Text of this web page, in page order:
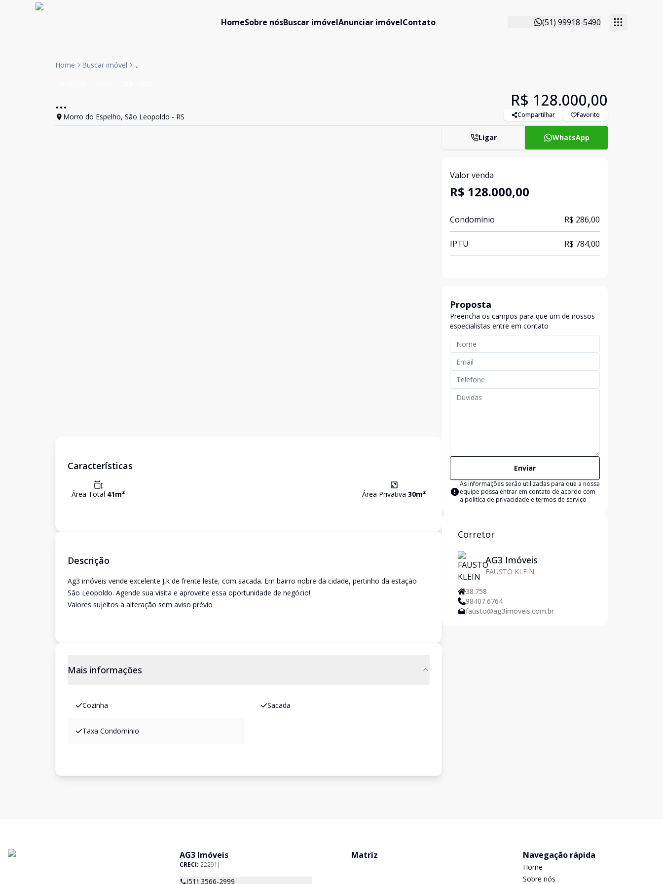
HomeSobre nósBuscar imóvelAnunciar imóvelContato (51) 99918-5490
Home Buscar imóvel ...
...
Morro do Espelho, São Leopoldo - RS
R$ 128.000,00
Compartilhar Favorito
Características
Área Total 41m² Área Privativa 30m²
Descrição
Ag3 imóveis vende excelente J,k de frente leste, com sacada. Em bairro nobre da cidade, pertinho da estação
São Leopoldo. Agende sua visita e aproveite essa oportunidade de negócio!
Valores sujeitos a alteração sem aviso prévio
Mais informações
Cozinha Sacada
Taxa Condominio
Ligar WhatsApp
Valor venda
R$ 128.000,00
Condomínio R$ 286,00
IPTU R$ 784,00
Proposta
Preencha os campos para que um de nossos
especialistas entre em contato
Enviar
As informações serão utilizadas para que a nossa
equipe possa entrar em contato de acordo com
a política de privacidade e termos de serviço
Corretor
AG3 Imóveis
FAUSTO KLEIN
38.758
98407.6764
fausto@ag3imoveis.com.br
AG3 Imóveis
CRECI: 22291J
(51) 3566-2999
Matriz Navegação rápida
Home
Sobre nós